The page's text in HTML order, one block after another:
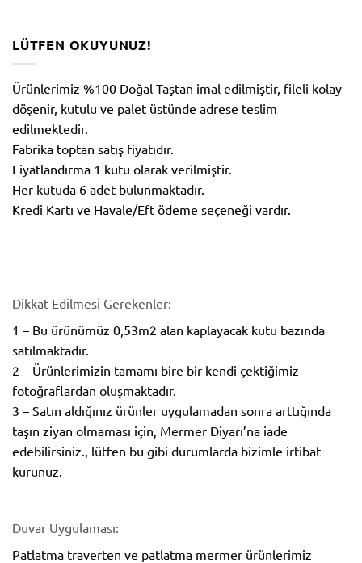
LÜTFEN OKUYUNUZ!
Ürünlerimiz %100 Doğal Taştan imal edilmiştir, fileli kolay
döşenir, kutulu ve palet üstünde adrese teslim
edilmektedir.
Fabrika toptan satış fiyatıdır.
Fiyatlandırma 1 kutu olarak verilmiştir.
Her kutuda 6 adet bulunmaktadır.
Kredi Kartı ve Havale/Eft ödeme seçeneği vardır.
Dikkat Edilmesi Gerekenler:
1 – Bu ürünümüz 0,53m2 alan kaplayacak kutu bazında
satılmaktadır.
2 – Ürünlerimizin tamamı bire bir kendi çektiğimiz
fotoğraflardan oluşmaktadır.
3 – Satın aldığınız ürünler uygulamadan sonra arttığında
taşın ziyan olmaması için, Mermer Diyarı’na iade
edebilirsiniz., lütfen bu gibi durumlarda bizimle irtibat
kurunuz.
Duvar Uygulaması:
Patlatma traverten ve patlatma mermer ürünlerimiz